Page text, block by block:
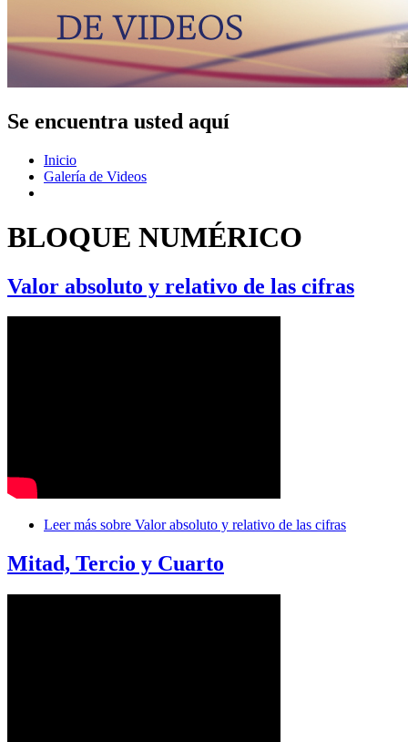
Se encuentra usted aquí
Inicio
Galería de Videos
BLOQUE NUMÉRICO
Valor absoluto y relativo de las cifras
Leer más sobre Valor absoluto y relativo de las cifras
Mitad, Tercio y Cuarto